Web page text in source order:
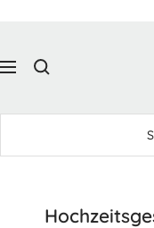
Navigation